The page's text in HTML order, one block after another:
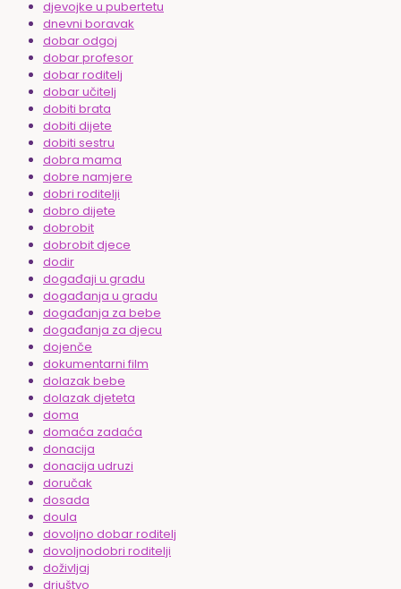
djevojke u pubertetu
dnevni boravak
dobar odgoj
dobar profesor
dobar roditelj
dobar učitelj
dobiti brata
dobiti dijete
dobiti sestru
dobra mama
dobre namjere
dobri roditelji
dobro dijete
dobrobit
dobrobit djece
dodir
događaji u gradu
događanja u gradu
događanja za bebe
događanja za djecu
dojenče
dokumentarni film
dolazak bebe
dolazak djeteta
doma
domaća zadaća
donacija
donacija udruzi
doručak
dosada
doula
dovoljno dobar roditelj
dovoljnodobri roditelji
doživljaj
driuštvo